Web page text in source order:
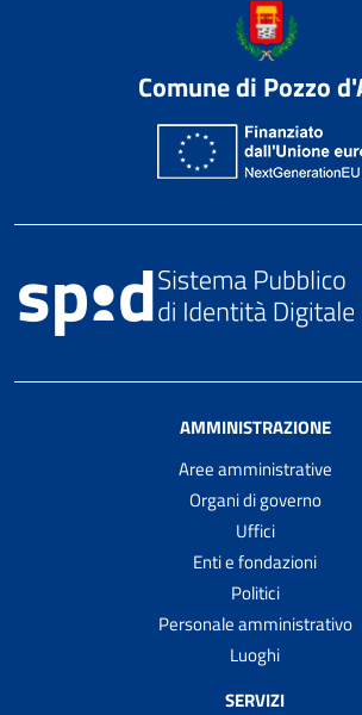
Comune di Pozzo
AMMINISTRAZIONE
Aree amministrative
Organi di governo
Uffici
Enti e fondazioni
Politici
Personale amministrativo
Luoghi
SERVIZI